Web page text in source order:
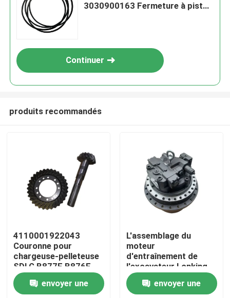
Aperçu
Produits
A propos de nous
3030900163 Fermeture à piston
Continuer
produits recommandés
4110001922043
Couronne pour
chargeuse-pelleteuse
SDLG B877F B876F
Pièces de rechange
envoyer une
L'assemblage du
moteur
d'entraînement de
l'excavateur Lonking
LG6360 original avec
une garantie d'un an
envoyer une